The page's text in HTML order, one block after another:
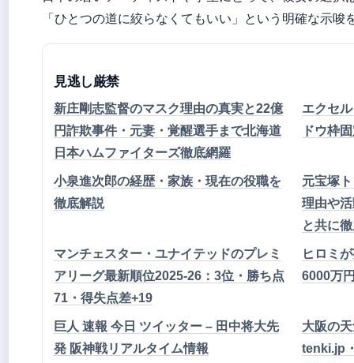
「ひとつの道に絞らなくてもいい」という明確な示唆
見逃し厳禁
新庄剛志監督のマスク理由の真実と22億
円詐欺事件・元妻・覚醒選手まで北海道
日本ハムファイターズ徹底網羅
エクセ
ドウ枠
小泉進次郎の経歴・家族・現在の役職を
徹底解説
元宝塚
理由や
と共に
マンチェスター・ユナイテッドのプレミ
アリーグ最新順位2025-26：3位・勝ち点
71・得失点差+19
ヒロミ
6000万
巨人 速報 今日 ツイッター – 田中将大先
発 阪神戦リアルタイム情報
大阪の
tenki.jp